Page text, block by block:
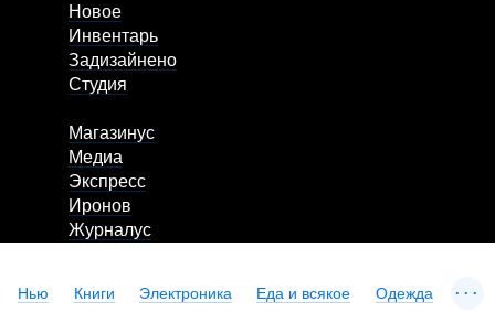
Новое
Инвентарь
Задизайнено
Студия
Магазинус
Медиа
Экспресс
Иронов
Журналус
Нью Книги Электроника Еда и всякое Одежда ...